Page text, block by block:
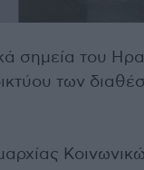
σημεία του
των